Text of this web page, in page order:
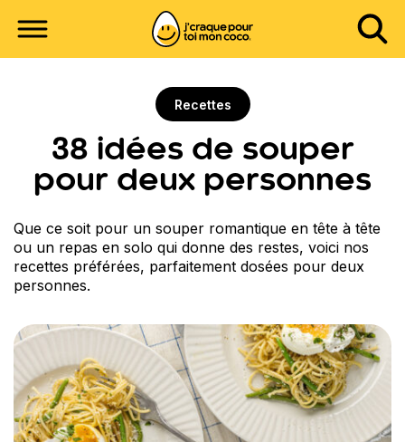
Recettes
38 idées de souper
pour deux personnes
Que ce soit pour un souper romantique en tête à tête
ou un repas en solo qui donne des restes, voici nos
recettes préférées, parfaitement dosées pour deux
personnes.